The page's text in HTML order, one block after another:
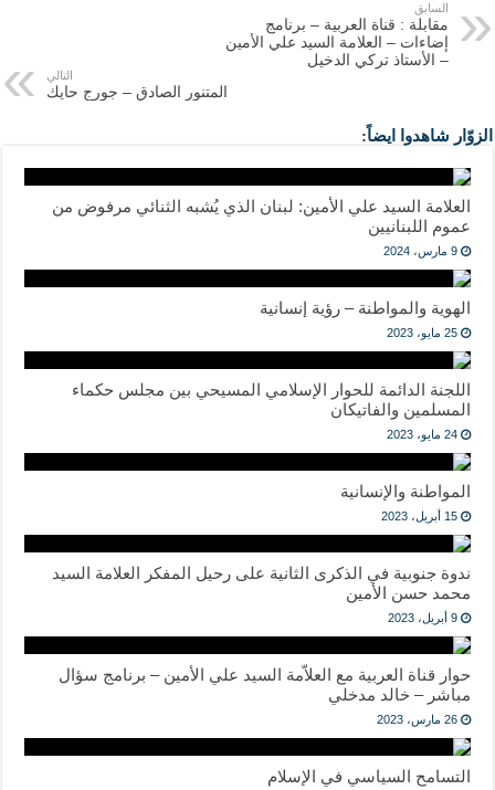
السابق
مقابلة : قناة العربية – برنامج
إضاءات – العلامة السيد علي الأمين
– الأستاذ تركي الدخيل
التالي
المتنور الصادق – جورج حايك
الزوّار شاهدوا ايضاً:
العلامة السيد علي الأمين: لبنان الذي يُشبه الثنائي مرفوض من
عموم اللبنانيين
9 مارس، 2024
الهوية والمواطنة – رؤية إنسانية
25 مايو، 2023
اللجنة الدائمة للحوار الإسلامي المسيحي بين مجلس حكماء
المسلمين والفاتيكان
24 مايو، 2023
المواطنة والإنسانية
15 أبريل، 2023
ندوة جنوبية في الذكرى الثانية على رحيل المفكر العلامة السيد
محمد حسن الأمين
9 أبريل، 2023
حوار قناة العربية مع العلاّمة السيد علي الأمين – برنامج سؤال
مباشر – خالد مدخلي
26 مارس، 2023
التسامح السياسي في الإسلام